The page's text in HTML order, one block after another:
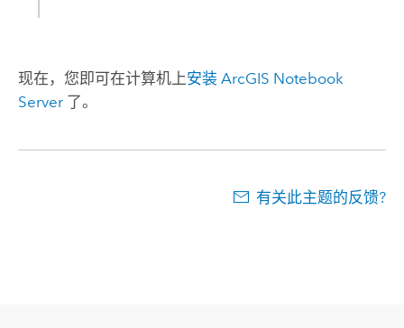
现在，您即可在计算机上安装 ArcGIS Notebook
Server了。
有关此主题的反馈?